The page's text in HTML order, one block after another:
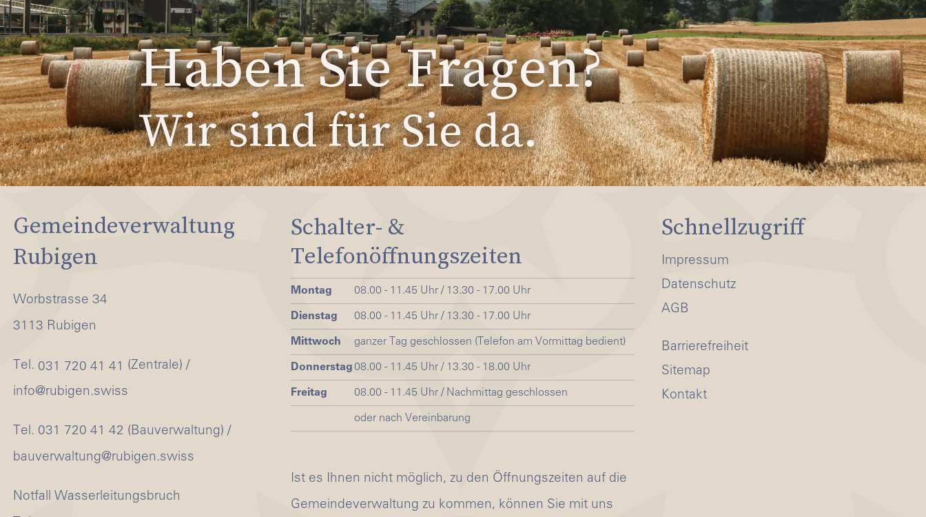
Haben Sie Fragen?
Wir sind für Sie da.
Gemeindeverwaltung
Rubigen
Worbstrasse 34
3113 Rubigen
Tel. 031 720 41 41 (Zentrale) /
info@rubigen.swiss
Tel. 031 720 41 42 (Bauverwaltung) /
bauverwaltung@rubigen.swiss
Notfall Wasserleitungsbruch
Schalter- &
Telefonöffnungszeiten
Montag 08.00 - 11.45 Uhr / 13.30 - 17.00 Uhr
Dienstag 08.00 - 11.45 Uhr / 13.30 - 17.00 Uhr
Mittwoch ganzer Tag geschlossen (Telefon am Vormittag bedient)
Donnerstag08.00 - 11.45 Uhr / 13.30 - 18.00 Uhr
Freitag 08.00 - 11.45 Uhr / Nachmittag geschlossen
oder nach Vereinbarung
Ist es Ihnen nicht möglich, zu den Öffnungszeiten auf die
Gemeindeverwaltung zu kommen, können Sie mit uns
Schnellzugriff
Impressum
Datenschutz
AGB
Barrierefreiheit
Sitemap
Kontakt